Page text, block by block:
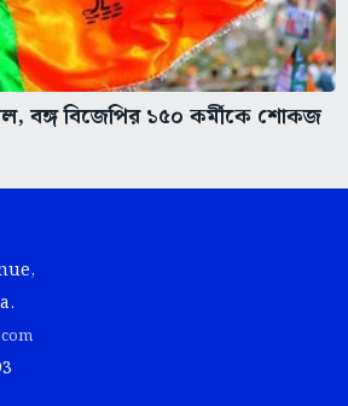
বঙ্গ বিজেপির ১৫০ কর্মীকে শোকজ